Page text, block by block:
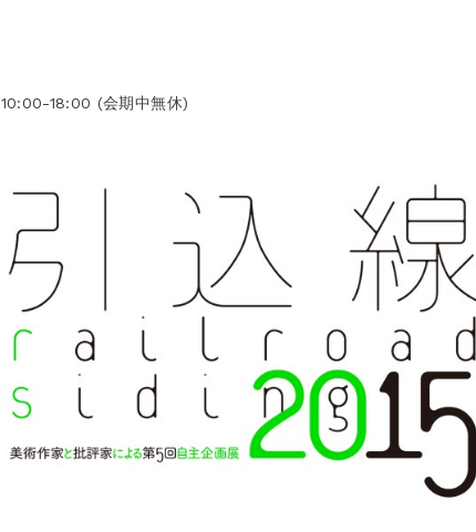
10:00-18:00 (会期中無休)